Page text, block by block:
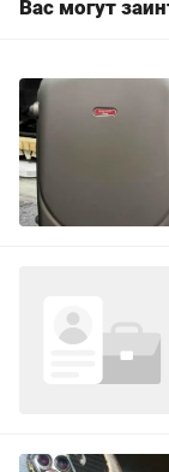
Вас могут